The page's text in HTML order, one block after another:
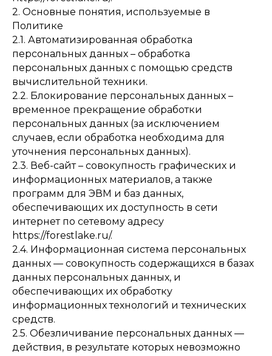
2. Основные понятия, используемые в
Политике
2.1. Автоматизированная обработка
персональных данных – обработка
персональных данных с помощью средств
вычислительной техники.
2.2. Блокирование персональных данных –
временное прекращение обработки
персональных данных (за исключением
случаев, если обработка необходима для
уточнения персональных данных).
2.3. Веб-сайт – совокупность графических и
информационных материалов, а также
программ для ЭВМ и баз данных,
обеспечивающих их доступность в сети
интернет по сетевому адресу
https://forestlake.ru/.
2.4. Информационная система персональных
данных — совокупность содержащихся в базах
данных персональных данных, и
обеспечивающих их обработку
информационных технологий и технических
средств.
2.5. Обезличивание персональных данных —
действия, в результате которых невозможно